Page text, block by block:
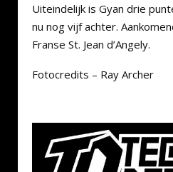
Uiteindelijk is Gyan drie
nu nog vijf achter.
Franse St. Jean d’Angely.
Fotocredits – Ray Archer